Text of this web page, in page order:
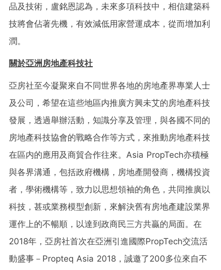
品及技術，盧銘恩認為，未來多項科技中，相信建築科
技將會佔著先機，有效減低用家營運成本，從而增加利
潤。
關於亞洲房地產科技社
亞房社至今凝聚來自不同世界各地的房地產界專業人士
及公司，希望在這些地區内推廣方興未艾的房地產科技
發展，透過舉辦活動，知識分享及管理，與各國不同的
房地產科技協會的戰略合作等方式，來推動房地產科技
在區内的應用及商貿合作往來。Asia PropTech亦積極
與各界溝通，包括政府機構，房地產開發商，機構投資
者，學術機構等，致力以思想領袖的角色，共同推廣以
科技，甚或業務模型創新，來解決舊有房地產建設業界
運作上的不暢順，以達到政商民三方共贏的局面。在
2018年，亞房社首次在亞洲引進國際PropTech交流活
動盛事－Propteq Asia 2018，誠邀了200多位來自不